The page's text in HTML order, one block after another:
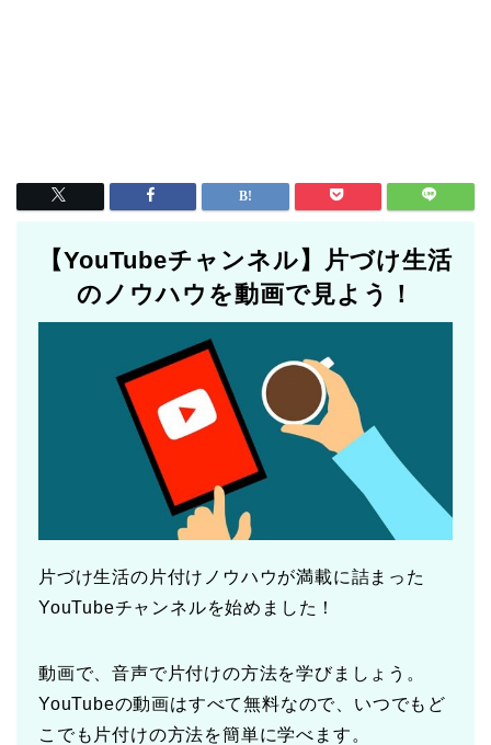
【YouTubeチャンネル】片づけ生活
のノウハウを動画で見よう！
片づけ生活の片付けノウハウが満載に詰まった
YouTubeチャンネルを始めました！
動画で、音声で片付けの方法を学びましょう。
YouTubeの動画はすべて無料なので、いつでもど
こでも片付けの方法を簡単に学べます。